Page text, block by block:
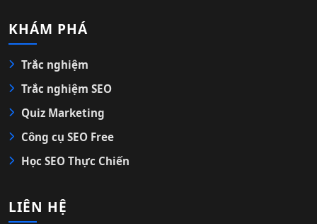
KHÁM PHÁ
Trắc nghiệm
Trắc nghiệm SEO
Quiz Marketing
Công cụ SEO Free
Học SEO Thực Chiến
LIÊN HỆ